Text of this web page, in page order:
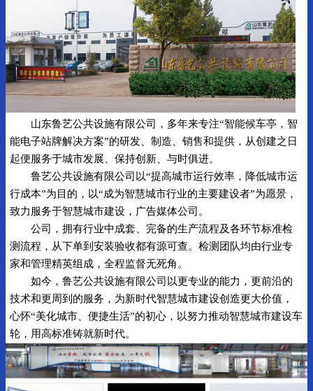
山东鲁艺公共设施有限公司，多年来专注“智能候车亭，智
能电子站牌解决方案”的研发、制造、销售和提供，从创建之日
起便服务于城市发展、保持创新、与时俱进。
鲁艺公共设施有限公司以“提高城市运行效率，降低城市运
行成本”为目的，以“成为智慧城市行业的主要建设者”为愿景，
致力服务于智慧城市建设，广告媒体公司。
公司，拥有行业中成套、完备的生产流程及各环节标准检
测流程，从下单到安装验收都有源可查。检测团队均由行业专
家和管理精英组成，全程监督无死角。
如今，鲁艺公共设施有限公司以更专业的能力，更前沿的
技术和更周到的服务，为新时代智慧城市建设创造更大价值，
心怀“美化城市、便捷生活”的初心，以努力推动智慧城市建设车
轮，用高标准铸就新时代。